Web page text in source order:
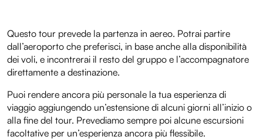
Questo tour prevede la partenza in aereo. Potrai partire
dall’aeroporto che preferisci, in base anche alla disponibilità
dei voli, e incontrerai il resto del gruppo e l’accompagnatore
direttamente a destinazione.
Puoi rendere ancora più personale la tua esperienza di
viaggio aggiungendo un’estensione di alcuni giorni all’inizio o
alla fine del tour. Prevediamo sempre poi alcune escursioni
facoltative per un’esperienza ancora più flessibile.